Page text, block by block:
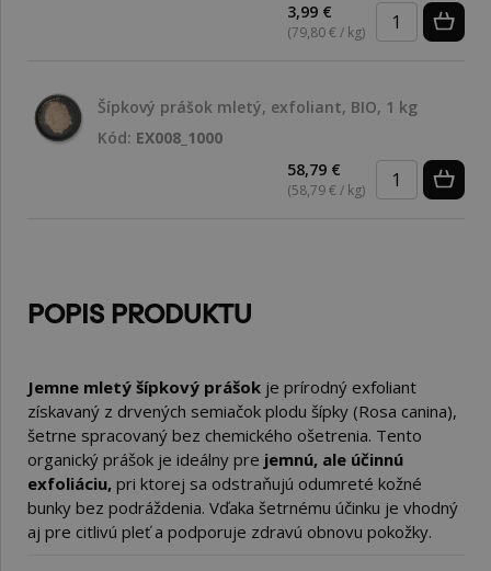
3,99 €
(79,80 € / kg)
Šípkový prášok mletý, exfoliant, BIO, 1 kg
Kód: EX008_1000
58,79 €
(58,79 € / kg)
POPIS PRODUKTU
Jemne mletý šípkový prášok je prírodný exfoliant
získavaný z drvených semiačok plodu šípky (Rosa canina),
šetrne spracovaný bez chemického ošetrenia. Tento
organický prášok je ideálny pre jemnú, ale účinnú
exfoliáciu, pri ktorej sa odstraňujú odumreté kožné
bunky bez podráždenia. Vďaka šetrnému účinku je vhodný
aj pre citlivú pleť a podporuje zdravú obnovu pokožky.